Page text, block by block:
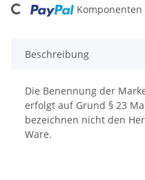
Beschreibung
Die Benennung der
erfolgt auf Grund § 23
bezeichnen nicht den
Ware.